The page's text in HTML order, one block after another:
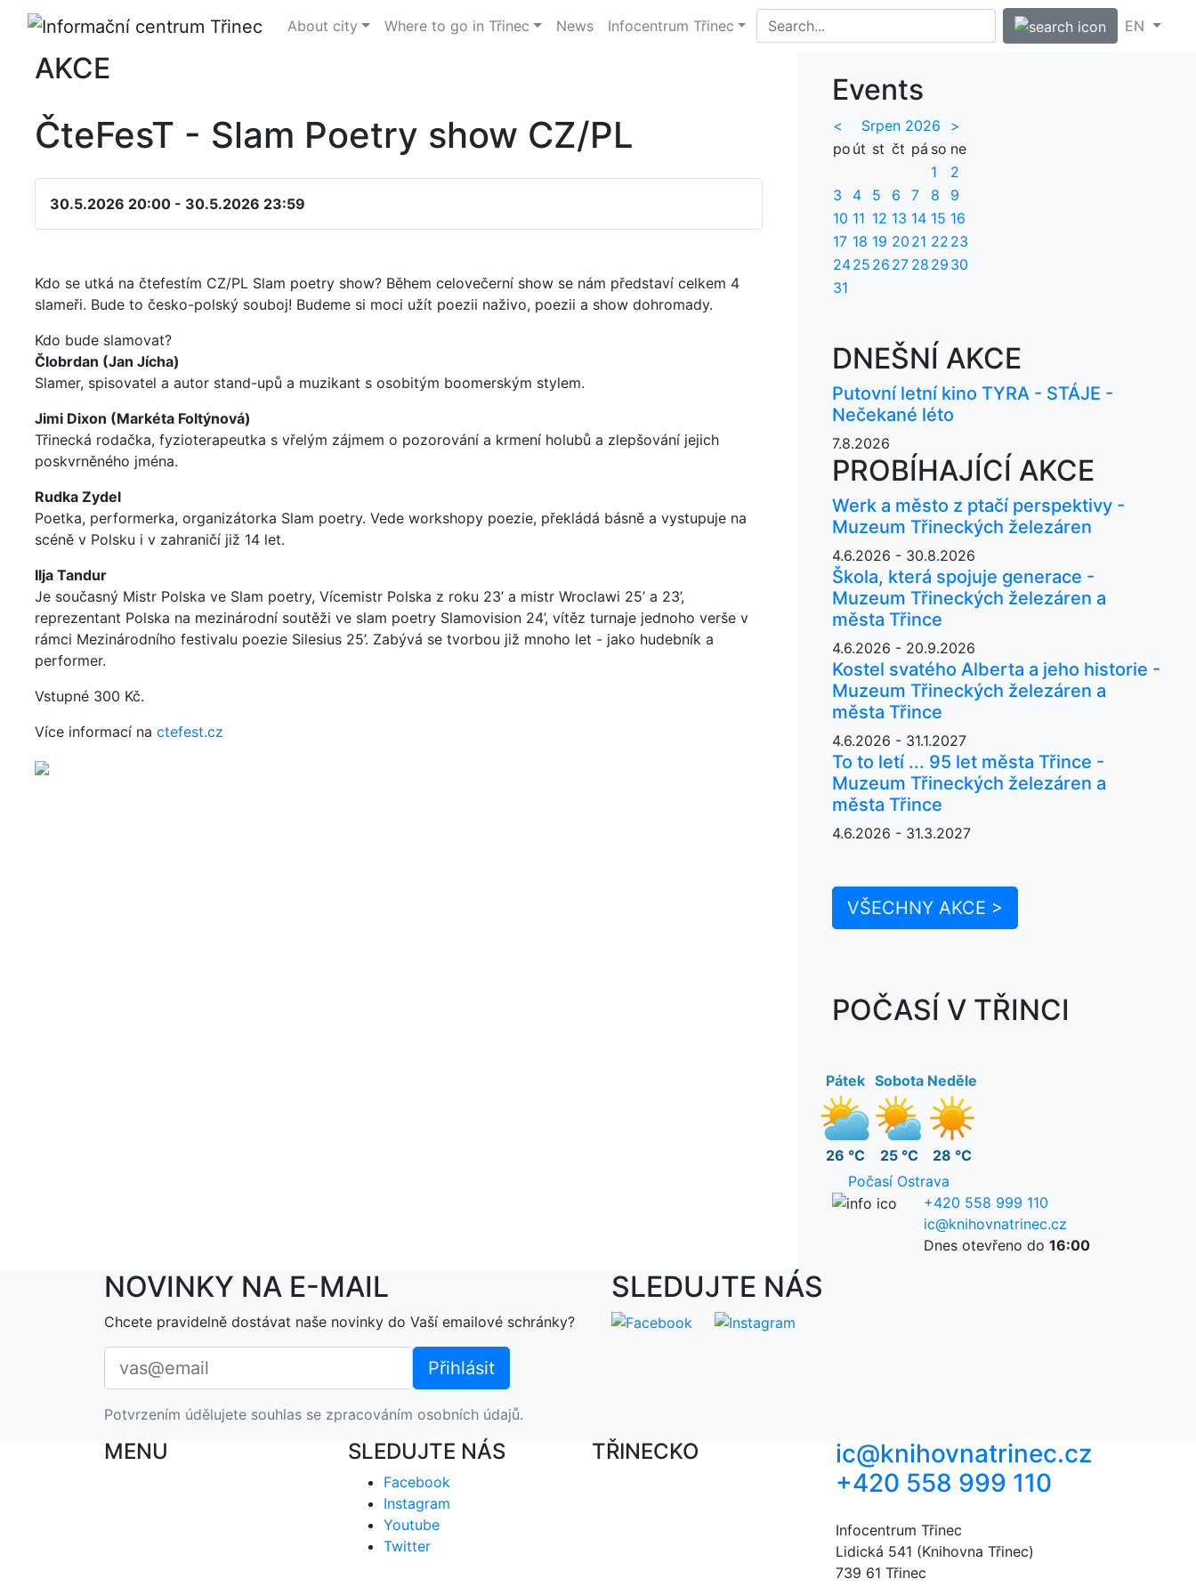
About city Where to go in Třinec News Infocentrum Třinec EN
AKCE
ČteFesT - Slam Poetry show CZ/PL
30.5.2026 20:00 - 30.5.2026 23:59
Kdo se utká na čtefestím CZ/PL Slam poetry show? Během celovečerní show se nám představí celkem 4
slameři. Bude to česko-polský souboj! Budeme si moci užít poezii naživo, poezii a show dohromady.
Kdo bude slamovat?
Člobrdan (Jan Jícha)
Slamer, spisovatel a autor stand-upů a muzikant s osobitým boomerským stylem.
Jimi Dixon (Markéta Foltýnová)
Třinecká rodačka, fyzioterapeutka s vřelým zájmem o pozorování a krmení holubů a zlepšování jejich
poskvrněného jména.
Rudka Zydel
Poetka, performerka, organizátorka Slam poetry. Vede workshopy poezie, překládá básně a vystupuje na
scéně v Polsku i v zahraničí již 14 let.
Ilja Tandur
Je současný Mistr Polska ve Slam poetry, Vícemistr Polska z roku 23’ a mistr Wroclawi 25’ a 23’,
reprezentant Polska na mezinárodní soutěži ve slam poetry Slamovision 24’, vítěz turnaje jednoho verše v
rámci Mezinárodního festivalu poezie Silesius 25’. Zabývá se tvorbou již mnoho let - jako hudebník a
performer.
Vstupné 300 Kč.
Více informací na ctefest.cz
Events
< Srpen 2026
>
po út st čt pá so ne
1
2
3
4 5 6 7 8
9
10 11 12 13 14 15 16
17 18 19 20 21 22 23
2425 26 27 28 29 30
31
DNEŠNÍ AKCE
Putovní letní kino TYRA - STÁJE -
Nečekané léto
7.8.2026
PROBÍHAJÍCÍ AKCE
Werk a město z ptačí perspektivy -
Muzeum Třineckých železáren
4.6.2026 - 30.8.2026
Škola, která spojuje generace -
Muzeum Třineckých železáren a
města Třince
4.6.2026 - 20.9.2026
Kostel svatého Alberta a jeho historie -
Muzeum Třineckých železáren a
města Třince
4.6.2026 - 31.1.2027
To to letí ... 95 let města Třince -
Muzeum Třineckých železáren a
města Třince
4.6.2026 - 31.3.2027
VŠECHNY AKCE >
POČASÍ V TŘINCI
Pátek
26 °C
Sobota
25 °C
Neděle
28 °C
Počasí Ostrava
+420 558 999 110
ic@knihovnatrinec.cz
Dnes otevřeno do 16:00
NOVINKY NA E-MAIL
Chcete pravidelně dostávat naše novinky do Vaší emailové schránky?
Potvrzením údělujete souhlas se zpracováním osobních údajů.
SLEDUJTE NÁS
MENU SLEDUJTE NÁS
Facebook
Instagram
Youtube
Twitter
TŘINECKO
ic@knihovnatrinec.cz
+420 558 999 110
Infocentrum Třinec
Lidická 541 (Knihovna Třinec)
739 61 Třinec